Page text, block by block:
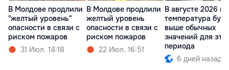
В Молдове продлили
"желтый уровень"
опасности в связи с
риском пожаров
31 Июл. 14:18
В Молдове продлили
желтый уровень
опасности в связи с
риском пожаров
22 Июл. 16:51
В августе 2026
температура
выше обычных
значений для
периода
6 дней назад